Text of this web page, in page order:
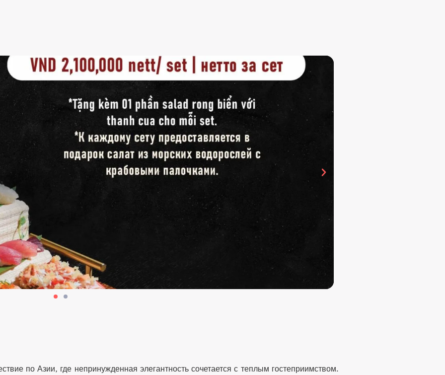
по Азии, где непринужденная элегантность сочетается с теплым гостеприимством.